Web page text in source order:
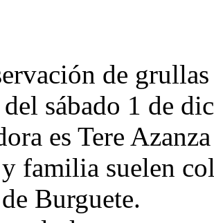
de
sábado 1 de
es Tere
familia suelen
Burguete.